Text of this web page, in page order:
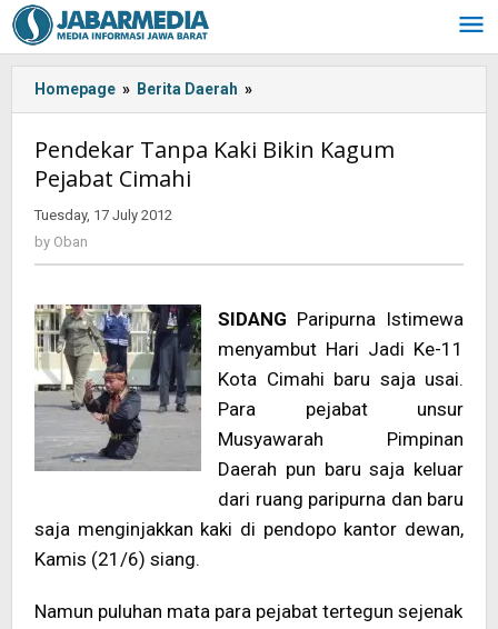
Skip
to
content
Homepage » Berita Daerah »
-:IN-
>Pendekar
-:-
-
Pendekar Tanpa Kaki Bikin Kagum
Pejabat Cimahi
Tuesday, 17 July 2012
by Oban
SIDANG Paripurna Istimewa
menyambut Hari Jadi Ke-11
Kota Cimahi baru saja usai.
Para pejabat unsur
Musyawarah Pimpinan
Daerah pun baru saja keluar
dari ruang paripurna dan baru
saja menginjakkan kaki di pendopo kantor dewan,
Kamis (21/6) siang.
Namun puluhan mata para pejabat tertegun sejenak